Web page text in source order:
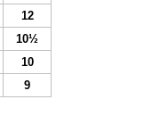
12
10½
10
9